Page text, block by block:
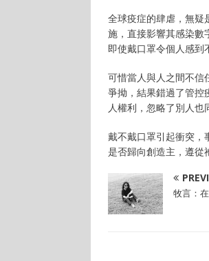
全球疫症的肆虐，無疑
施，直接影響其感染數
即使戴口罩令個人感到
可惜當人與人之間不
爭拗，結果錯過了管控
人權利，忽略了別人也
戴不戴口罩引起衝突，
是否歸向創造主，遵從
牧言：